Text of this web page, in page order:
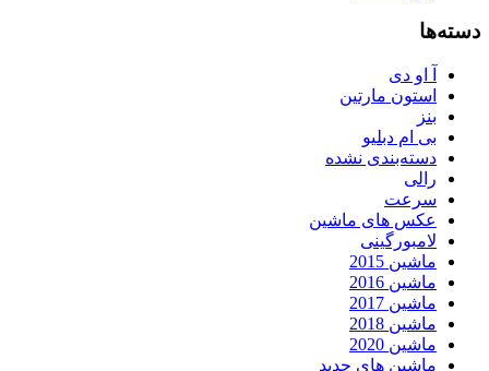
دسته‌ها
آ او دی
استون مارتین
بنز
بی ام دبلیو
دسته‌بندی نشده
رالی
سرعت
عکس های ماشین
لامبورگینی
ماشین 2015
ماشین 2016
ماشین 2017
ماشین 2018
ماشین 2020
ماشین های جدید